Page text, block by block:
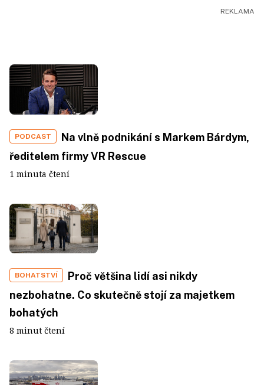
PODCAST
Na vlně podnikání s Markem Bárdym,
ředitelem firmy VR Rescue
1 minuta čtení
BOHATSTVÍ
Proč většina lidí asi nikdy
nezbohatne. Co skutečně stojí za majetkem
bohatých
8 minut čtení